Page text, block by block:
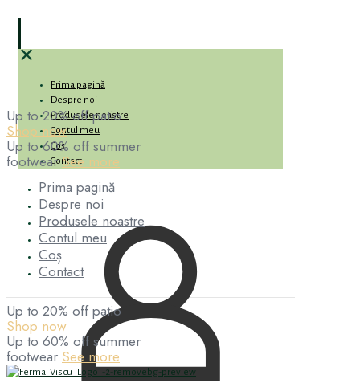
✕
Prima pagină
Despre noi
Produsele noastre
Contul meu
Coș
Contact
Up to 20% off patio
Shop now
Up to 60% off summer
footwearSee more
Prima pagină
Despre noi
Produsele noastre
Contul meu
Coș
Contact
Up to 20% off patio
Shop now
Up to 60% off summer
footwear See more